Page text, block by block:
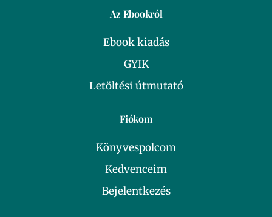
Az Ebookról
Ebook kiadás
GYIK
Letöltési útmutató
Fiókom
Könyvespolcom
Kedvenceim
Bejelentkezés